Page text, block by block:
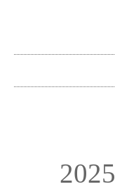
2025